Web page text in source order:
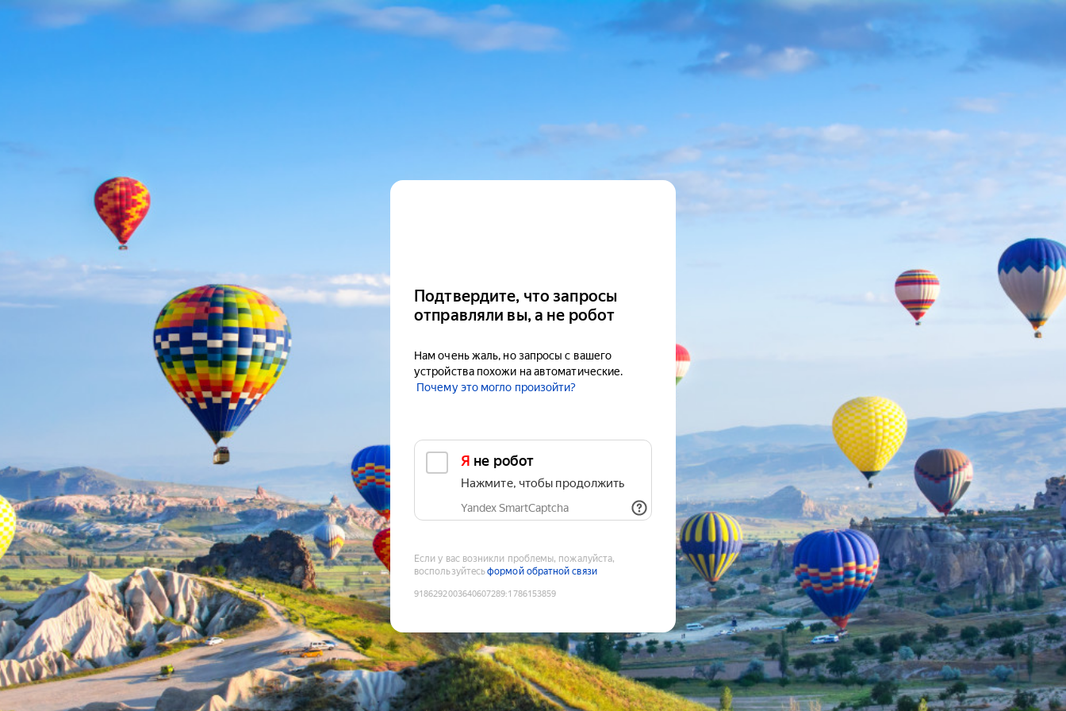
Подтвердите, что запросы
отправляли вы, а не робот
Нам очень жаль, но запросы с вашего
устройства похожи на автоматические.
Почему это могло произойти?
Я не робот
Нажмите, чтобы продолжить
Yandex SmartCaptcha
Если у вас возникли проблемы, пожалуйста,
воспользуйтесьформой обратной связи
9186292003640607289:1786153859